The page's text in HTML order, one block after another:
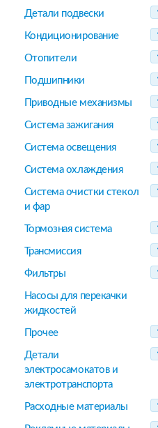
Детали подвески
Кондиционирование
Отопители
Подшипники
Приводные механизмы
Система зажигания
Система освещения
Система охлаждения
Система очистки стекол
и фар
Тормозная система
Трансмиссия
Фильтры
Насосы для перекачки
жидкостей
Прочее
Детали
электросамокатов и
электротранспорта
Расходные материалы